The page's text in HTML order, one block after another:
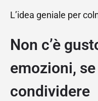
L’idea geniale per
Non c’è
emozioni,
condividere